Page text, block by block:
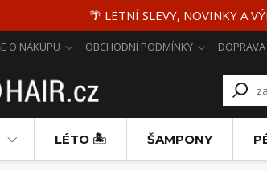
🌴 LETNÍ SLEVY, NOVINKY A
O NÁKUPU OBCHODNÍ PODMÍNKY DOPRAVA
LÉTO 🏝️ ŠAMPONY